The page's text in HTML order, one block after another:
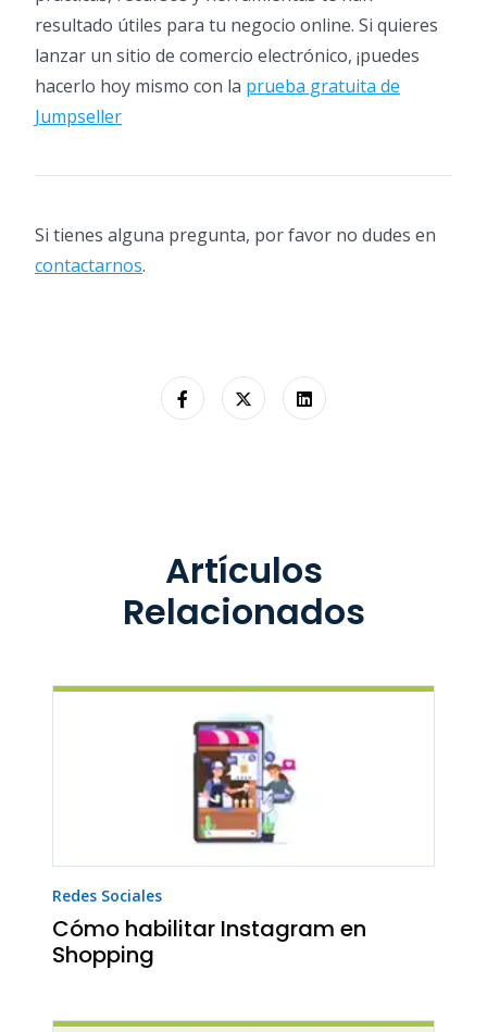
resultado útiles para tu negocio online. Si quieres
lanzar un sitio de comercio electrónico, ¡puedes
hacerlo hoy mismo con la prueba gratuita de
Jumpseller
Si tienes alguna pregunta, por favor no dudes en
contactarnos.
Artículos
Relacionados
Redes Sociales
Cómo habilitar Instagram en
Shopping